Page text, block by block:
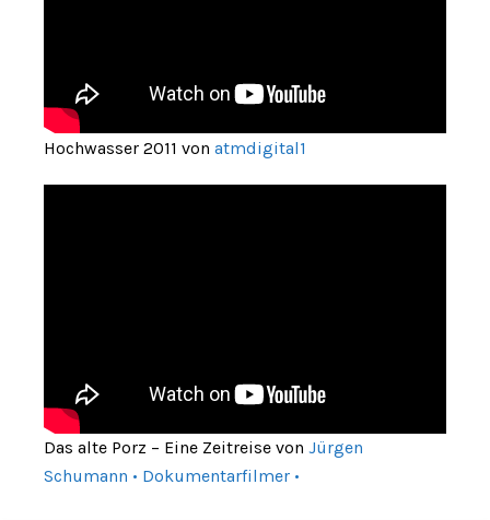
Hochwasser 2011 von atmdigital1
Das alte Porz – Eine Zeitreise von Jürgen
Schumann • Dokumentarfilmer •